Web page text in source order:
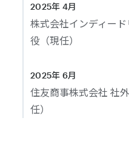
2025年 4月
株式会社インディー
役（現任）
2025年 6月
住友商事株式会社 社
任）